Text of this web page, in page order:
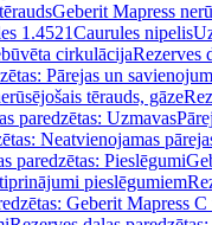
Geberit Mapress
1.4521Caurules nipelis
cirkulācijaRezerves
Pārejas un
tērauds, gāze
paredzētas: Uzmavas
Neatvienojamas
paredzētas: Pieslēgumi
pieslēgumiem
Geberit Mapress C